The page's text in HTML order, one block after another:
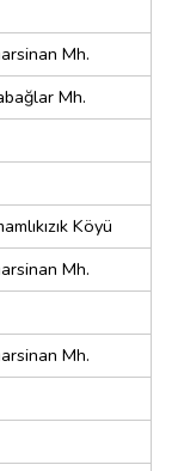
Mh.
Mh.
Köyü
Mh.
Mh.